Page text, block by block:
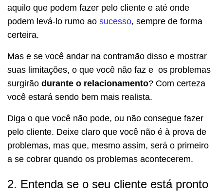
aquilo que podem fazer pelo cliente e até onde
podem levá-lo rumo ao sucesso, sempre de forma
certeira.
Mas e se você andar na contramão disso e mostrar
suas limitações, o que você não faz e os problemas
surgirão durante o relacionamento? Com certeza
você estará sendo bem mais realista.
Diga o que você não pode, ou não consegue fazer
pelo cliente. Deixe claro que você não é à prova de
problemas, mas que, mesmo assim, será o primeiro
a se cobrar quando os problemas acontecerem.
2. Entenda se o seu cliente está pronto